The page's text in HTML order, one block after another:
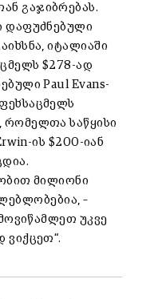
გაჯიბრებას.
დაფუძნებული
იტალიაში
$278-ად
Paul Evans-
რომელთა საწყისი
ის $200-იან
მილიონი
–
უკვე
ვიქცეთ“.